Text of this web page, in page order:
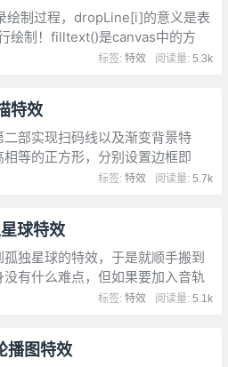
绘制过程，dropLine[i]的意义是表
绘制！filltext()是canvas中的方
应：内容，横坐标，纵坐标。
阅读量:5.3k
标签:特效
特效
部实现扫码线以及渐变背景特
等的正方形，分别设置边框即
阅读量:5.7k
标签:特效
球特效
独星球的特效，于是就顺手搬到
有什么难点，但如果要加入音轨
阅读量:5.1k
标签:特效
播图特效